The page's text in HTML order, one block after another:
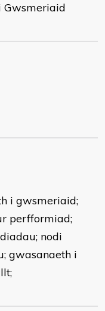
Gwsmeriaid
i gwsmeriaid;
perfformiad;
nodi
gwasanaeth i